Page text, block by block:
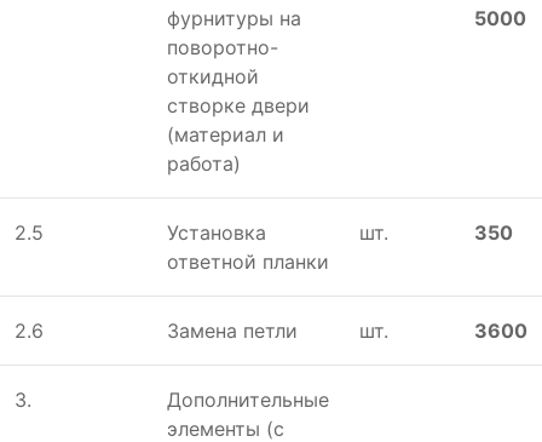
фурнитуры на
поворотно-
откидной
створке двери
(материал и
работа)
5000
2.5
Установка
ответной планки
шт. 350
2.6 Замена петли шт. 3600
3.
Дополнительные
элементы (с